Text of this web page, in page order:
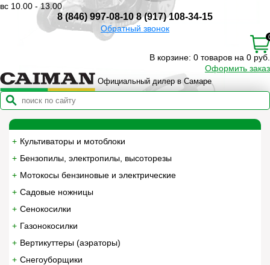
вс 10.00 - 13.00
8 (846) 997-08-10 8 (917) 108-34-15
Обратный звонок
В корзине: 0 товаров на 0 руб.
Оформить заказ
Официальный дилер в Самаре
Культиваторы и мотоблоки
Бензопилы, электропилы, высоторезы
Мотокосы бензиновые и электрические
Садовые ножницы
Сенокосилки
Газонокосилки
Вертикуттеры (аэраторы)
Снегоуборщики